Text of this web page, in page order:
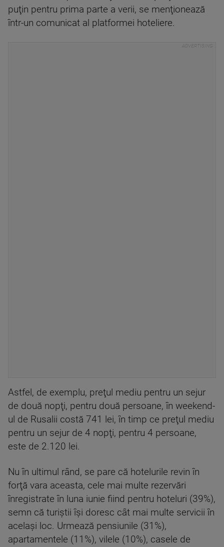
puţin pentru prima parte a verii, se menţionează
într-un comunicat al platformei hoteliere.
Astfel, de exemplu, preţul mediu pentru un sejur
de două nopţi, pentru două persoane, în weekend-
ul de Rusalii costă 741 lei, în timp ce preţul mediu
pentru un sejur de 4 nopţi, pentru 4 persoane,
este de 2.120 lei.
Nu în ultimul rând, se pare că hotelurile revin în
forţă vara aceasta, cele mai multe rezervări
înregistrate în luna iunie fiind pentru hoteluri (39%),
semn că turiştii îşi doresc cât mai multe servicii în
acelaşi loc. Urmează pensiunile (31%),
apartamentele (11%), vilele (10%), casele de